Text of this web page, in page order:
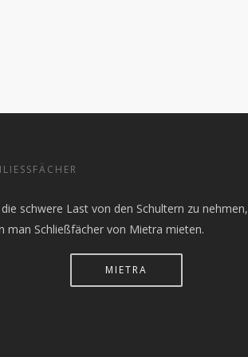
schwere Last von den Schultern zu nehmen,
man Schließfächer von Mietra mieten.
MIETRA